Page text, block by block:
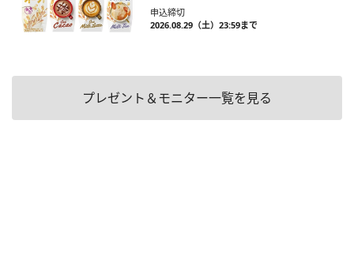
申込締切
2026.08.29（土）23:59まで
プレゼント＆モニター一覧を見る